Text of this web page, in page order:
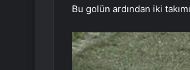
Bu golün ardından iki